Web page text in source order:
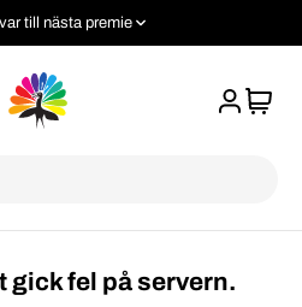
till nästa premie
gick fel på servern.